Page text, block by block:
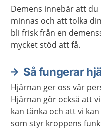
Demens innebär att
minnas och att tolka
bli frisk från en
mycket stöd att få.
Så fungerar
Hjärnan ger oss vår
Hjärnan gör också att
kan tänka och att vi
som styr kroppens